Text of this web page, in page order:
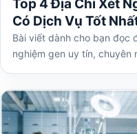
Top 4 Địa Chỉ Xét
Có Dịch Vụ Tốt
Bài viết dành cho bạn đọc
nghiệm gen uy tín, chuyên